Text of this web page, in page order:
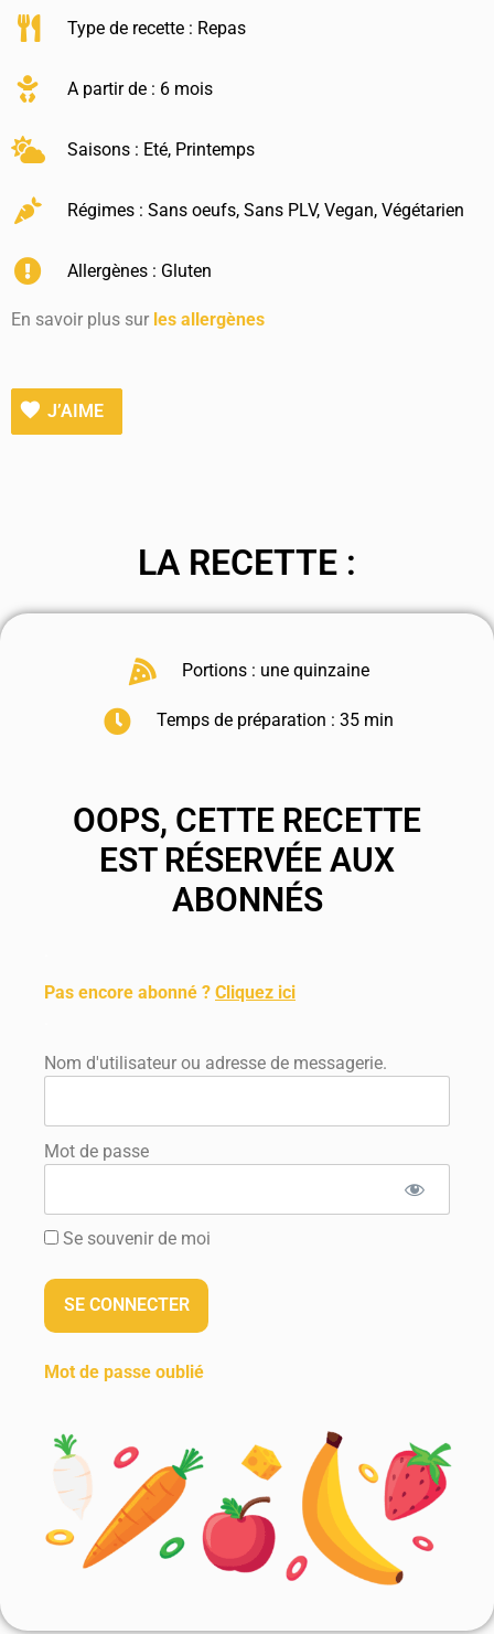
Type de recette : Repas
A partir de : 6 mois
Saisons : Eté, Printemps
Régimes :Sans oeufs,Sans PLV,Vegan,Végétarien
Allergènes : Gluten
En savoir plus sur les allergènes
J’AIME
LA RECETTE :
Portions : une quinzaine
Temps de préparation : 35 min
OOPS, CETTE RECETTE
EST RÉSERVÉE AUX
ABONNÉS
Pas encore abonné ? Cliquez ici
Nom d'utilisateur ou adresse de messagerie.
Mot de passe
Se souvenir de moi
Mot de passe oublié